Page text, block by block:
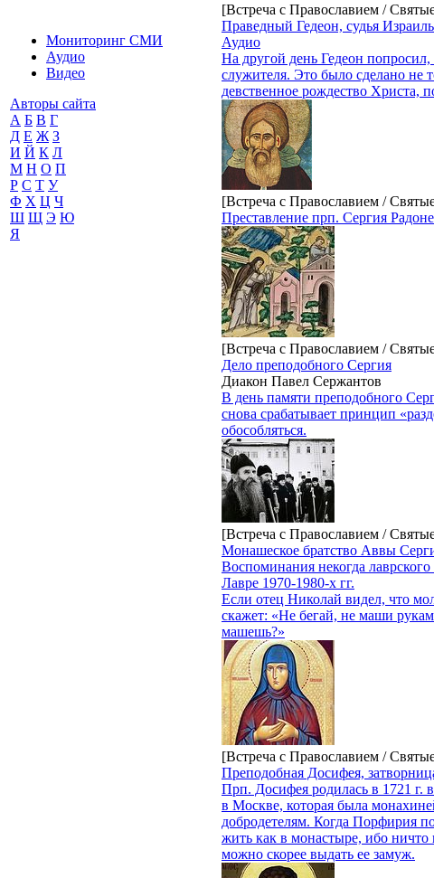
Мониторинг СМИ
Аудио
Видео
Авторы сайта
А Б В Г
Д Е Ж З
И Й К Л
М Н О П
Р С Т У
Ф Х Ц Ч
Ш Щ Э Ю
Я
[Встреча с Православием /
Праведный Гедеон, судья
Аудио
На другой день Гедеон
служителя. Это было сделано не
девственное рождество Христа,
[Встреча с Православием /
Преставление прп. Сергия
[Встреча с Православием /
Дело преподобного Сергия
Диакон Павел Сержантов
В день памяти преподобного
снова срабатывает принцип
обособляться.
[Встреча с Православием /
Монашеское братство Аввы
Воспоминания некогда
Лавре 1970-1980-х гг.
Если отец Николай видел, что
скажет: «Не бегай, не маши
машешь?»
[Встреча с Православием /
Преподобная Досифея,
Прп. Досифея родилась в 1721 г.
в Москве, которая была
добродетелям. Когда Порфирия
жить как в монастыре, ибо ничто
можно скорее выдать ее замуж.